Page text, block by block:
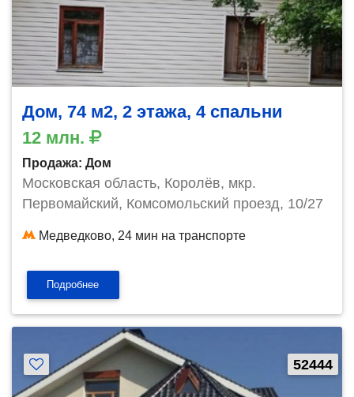
Дом, 74 м2, 2 этажа, 4 спальни
12 млн.
Продажа: Дом
Московская область, Королёв, мкр.
Первомайский, Комсомольский проезд, 10/27
Медведково, 24 мин на транспорте
Подробнее
52444